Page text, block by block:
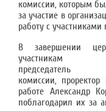
комиссии, которым
за участие в
работу с участниками
В завершении
участникам
председатель
комиссии,
работе Александр
поблагодарил их за